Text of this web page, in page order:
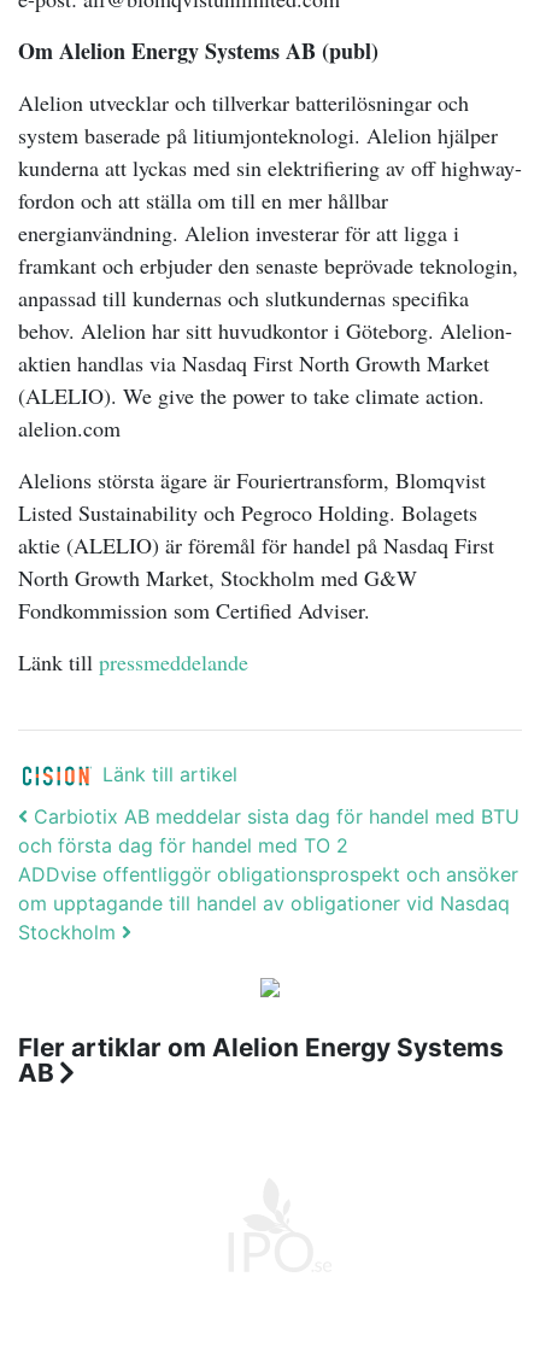
Om Alelion Energy Systems AB (publ)
Alelion utvecklar och tillverkar batterilösningar och
system baserade på litiumjonteknologi. Alelion hjälper
kunderna att lyckas med sin elektrifiering av off highway-
fordon och att ställa om till en mer hållbar
energianvändning. Alelion investerar för att ligga i
framkant och erbjuder den senaste beprövade teknologin,
anpassad till kundernas och slutkundernas specifika
behov. Alelion har sitt huvudkontor i Göteborg. Alelion-
aktien handlas via Nasdaq First North Growth Market
(ALELIO). We give the power to take climate action.
alelion.com
Alelions största ägare är Fouriertransform, Blomqvist
Listed Sustainability och Pegroco Holding. Bolagets
aktie (ALELIO) är föremål för handel på Nasdaq First
North Growth Market, Stockholm med G&W
Fondkommission som Certified Adviser.
Länk till pressmeddelande
Länk till artikel
Post navigation
Carbiotix AB meddelar sista dag för handel med BTU
och första dag för handel med TO 2
ADDvise offentliggör obligationsprospekt och ansöker
om upptagande till handel av obligationer vid Nasdaq
Stockholm
Fler artiklar om Alelion Energy Systems
AB